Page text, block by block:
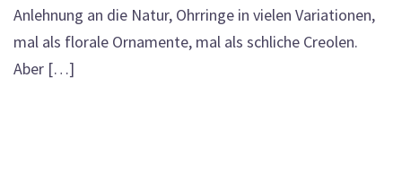
Anlehnung an die Natur, Ohrringe in vielen Variationen,
mal als florale Ornamente, mal als schliche Creolen.
Aber […]